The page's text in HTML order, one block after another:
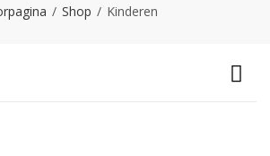
Shop Kinderen